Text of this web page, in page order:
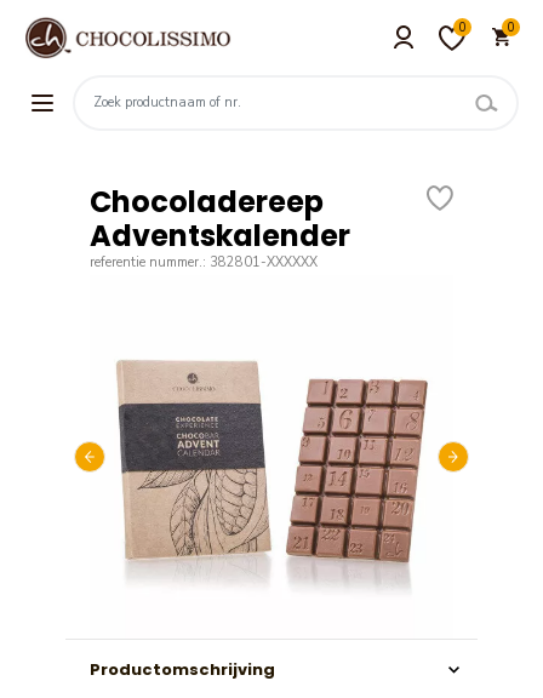
0 0
Chocoladereep
Adventskalender
referentie nummer.: 382801-XXXXXX
Productomschrijving